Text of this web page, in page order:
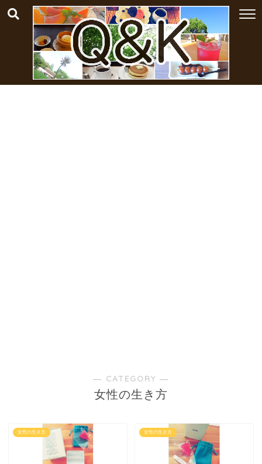
― CATEGORY ―
女性の生き方
女性の生き方 女性の生き方